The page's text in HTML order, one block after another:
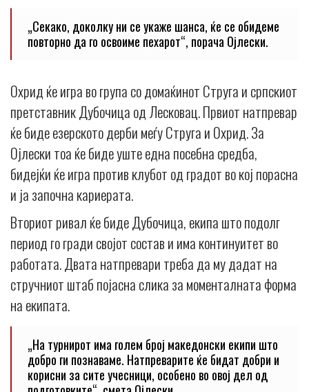
„Секако, доколку ни се укаже шанса, ќе се обидеме
повторно да го освоиме пехарот“, порача Ојлески.
Охрид ќе игра во група со домаќинот Струга и српскиот
претставник Дубочица од Лесковац. Првиот натпревар
ќе биде езерското дерби меѓу Струга и Охрид. За
Ојлески тоа ќе биде уште една посебна средба,
бидејќи ќе игра против клубот од градот во кој порасна
и ја започна кариерата.
Вториот ривал ќе биде Дубочица, екипа што подолг
период го гради својот состав и има континуитет во
работата. Двата натпревари треба да му дадат на
стручниот штаб појасна слика за моменталната форма
на екипата.
„На турнирот има голем број македонски екипи што
добро ги познаваме. Натпреварите ќе бидат добри и
корисни за сите учесници, особено во овој дел од